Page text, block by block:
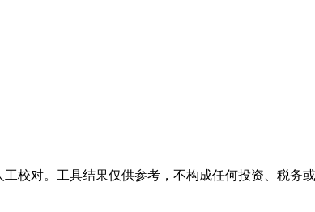
校对。工具结果仅供参考，不构成任何投资、税务